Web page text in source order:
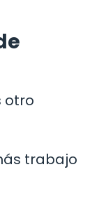
otro
trabajo